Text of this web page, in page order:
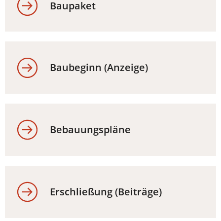
Baupaket
Baubeginn (Anzeige)
Bebauungspläne
Erschließung (Beiträge)